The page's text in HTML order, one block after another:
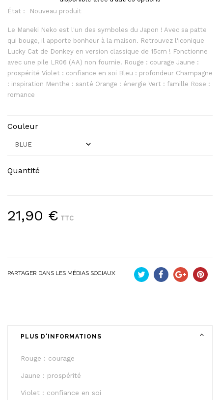
État :
Nouveau produit
Le Maneki Neko est l'un des symboles du Japon ! Avec sa patte
qui bouge, il apporte bonheur à la maison. Retrouvez l'iconique
Lucky Cat de Donkey en version classique de 15cm ! Fonctionne
avec une pile LR06 (AA) non fournie. Rouge : courage Jaune :
prospérité Violet : confiance en soi Bleu : profondeur Champagne
: inspiration Menthe : santé Orange : énergie Vert : famille Rose :
romance
Couleur
Quantité
21,90 € TTC
PARTAGER DANS LES MÉDIAS SOCIAUX
PLUS D'INFORMATIONS
Rouge : courage
Jaune : prospérité
Violet : confiance en soi